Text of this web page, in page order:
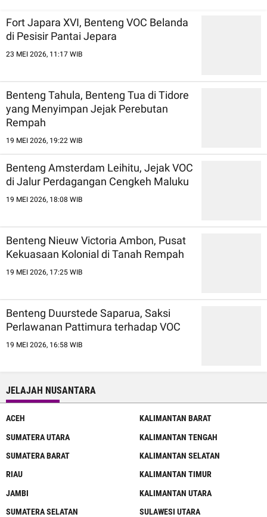
Fort Japara XVI, Benteng VOC Belanda
di Pesisir Pantai Jepara
23 MEI 2026, 11:17 WIB
Benteng Tahula, Benteng Tua di Tidore
yang Menyimpan Jejak Perebutan
Rempah
19 MEI 2026, 19:22 WIB
Benteng Amsterdam Leihitu, Jejak VOC
di Jalur Perdagangan Cengkeh Maluku
19 MEI 2026, 18:08 WIB
Benteng Nieuw Victoria Ambon, Pusat
Kekuasaan Kolonial di Tanah Rempah
19 MEI 2026, 17:25 WIB
Benteng Duurstede Saparua, Saksi
Perlawanan Pattimura terhadap VOC
19 MEI 2026, 16:58 WIB
JELAJAH NUSANTARA
ACEH
SUMATERA UTARA
SUMATERA BARAT
RIAU
JAMBI
SUMATERA SELATAN
KALIMANTAN BARAT
KALIMANTAN TENGAH
KALIMANTAN SELATAN
KALIMANTAN TIMUR
KALIMANTAN UTARA
SULAWESI UTARA